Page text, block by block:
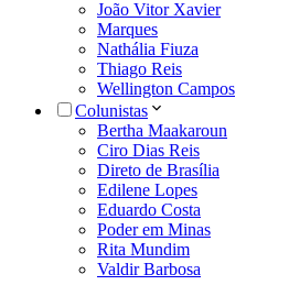
João Vitor Xavier
Marques
Nathália Fiuza
Thiago Reis
Wellington Campos
Colunistas
Bertha Maakaroun
Ciro Dias Reis
Direto de Brasília
Edilene Lopes
Eduardo Costa
Poder em Minas
Rita Mundim
Valdir Barbosa